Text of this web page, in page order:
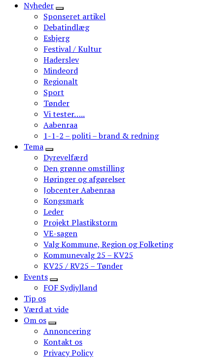
Nyheder
Sponseret artikel
Debatindlæg
Esbjerg
Festival / Kultur
Haderslev
Mindeord
Regionalt
Sport
Tønder
Vi tester…..
Aabenraa
1-1-2 – politi – brand & redning
Tema
Dyrevelfærd
Den grønne omstilling
Høringer og afgørelser
Jobcenter Aabenraa
Kongsmark
Leder
Projekt Plastikstorm
VE-sagen
Valg Kommune, Region og Folketing
Kommunevalg 25 – KV25
KV25 / RV25 – Tønder
Events
FOF Sydjylland
Tip os
Værd at vide
Om os
Annoncering
Kontakt os
Privacy Policy